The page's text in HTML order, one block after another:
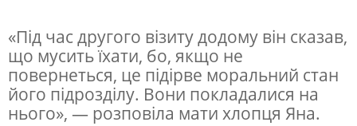
«Під час другого візиту додому він сказав,
що мусить їхати, бо, якщо не
повернеться, це підірве моральний стан
його підрозділу. Вони покладалися на
нього», — розповіла мати хлопця Яна.